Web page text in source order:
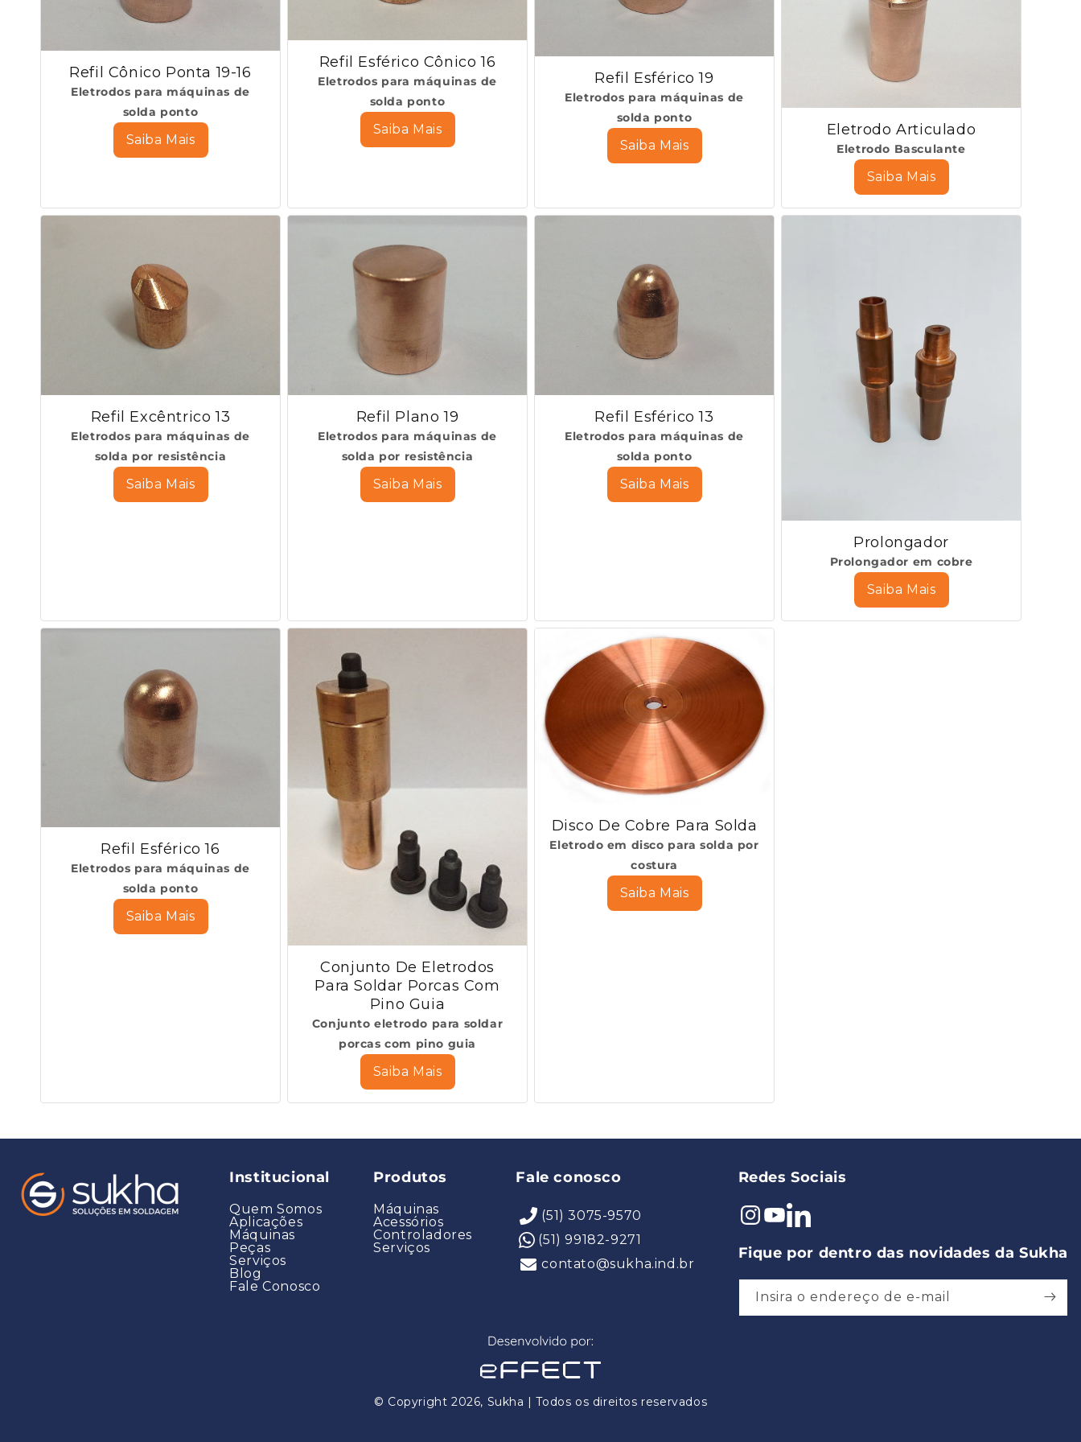
:
Refil Cônico Ponta 19-16
Eletrodos para máquinas de
solda ponto
Saiba Mais
Refil Esférico Cônico 16
Eletrodos para máquinas de
solda ponto
Saiba Mais
Refil Esférico 19
Eletrodos para máquinas de
solda ponto
Saiba Mais
Eletrodo Articulado
Eletrodo Basculante
Saiba Mais
Refil Excêntrico 13
Eletrodos para máquinas de
solda por resistência
Saiba Mais
Refil Plano 19
Eletrodos para máquinas de
solda por resistência
Saiba Mais
Refil Esférico 13
Eletrodos para máquinas de
solda ponto
Saiba Mais
Prolongador
Prolongador em cobre
Saiba Mais
Refil Esférico 16
Eletrodos para máquinas de
solda ponto
Saiba Mais
Conjunto De Eletrodos
Para Soldar Porcas Com
Pino Guia
Conjunto eletrodo para soldar
porcas com pino guia
Saiba Mais
Disco De Cobre Para Solda
Eletrodo em disco para solda por
costura
Saiba Mais
Institucional
Quem Somos
Aplicações
Máquinas
Peças
Serviços
Blog
Fale Conosco
Produtos
Máquinas
Acessórios
Controladores
Serviços
Fale conosco
(51) 3075-9570
(51) 99182-9271
contato@sukha.ind.br
Redes Sociais
Instagram
YouTube
Pinterest
Fique por dentro das novidades da Sukha
Insira o endereço de e-mail
© Copyright 2026, Sukha | Todos os direitos reservados